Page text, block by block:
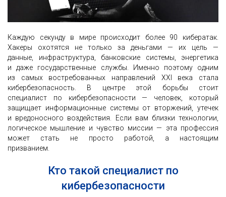
Каждую секунду в мире происходит более 90 кибератак.
Хакеры охотятся не только за деньгами — их цель —
данные, инфраструктура, банковские системы, энергетика
и даже государственные службы. Именно поэтому одним
из самых востребованных направлений XXI века стала
кибербезопасность. В центре этой борьбы стоит
специалист по кибербезопасности — человек, который
защищает информационные системы от вторжений, утечек
и вредоносного воздействия. Если вам близки технологии,
логическое мышление и чувство миссии — эта профессия
может стать не просто работой, а настоящим
призванием.
Кто такой специалист по
кибербезопасности